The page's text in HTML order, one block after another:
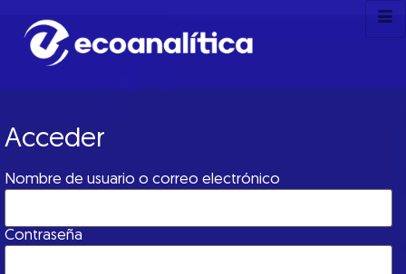
Acceder
Nombre de usuario o correo electrónico
Contraseña